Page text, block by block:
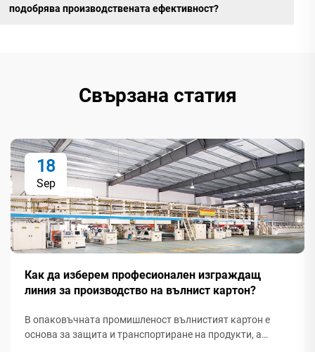
подобрява производствената ефективност?
Свързана статия
18
Sep
Как да изберем професионален изграждащ
линия за производство на вълнист картон?
В опаковъчната промишленост вълнистият картон е
основа за защита и транспортиране на продукти, а